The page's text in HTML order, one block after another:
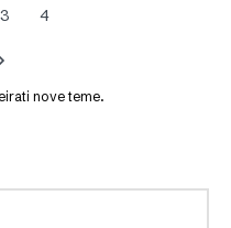
3 4
nove teme.